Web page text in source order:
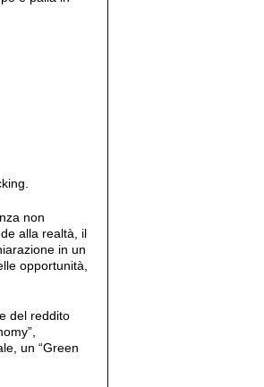
non
alla realtà, il
in un
opportunità,
del reddito
un “Green